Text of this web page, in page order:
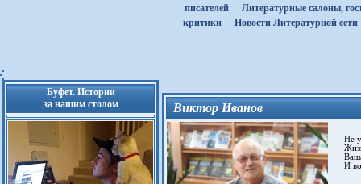
писателей
Литературные салоны,
критики
Новости Литературной сети
Буфет. Истории
за нашим столом
Виктор Иванов
Не
И